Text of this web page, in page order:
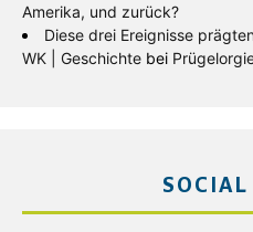
Amerika, und zurück?
Diese drei Ereignisse
WK | Geschichte bei